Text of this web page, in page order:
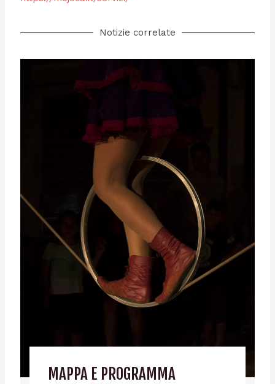
Notizie correlate
MAPPA E PROGRAMMA